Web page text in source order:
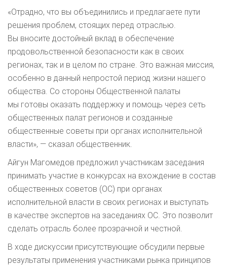
«Отрадно, что вы объединились и предлагаете пути
решения проблем, стоящих перед отраслью.
Вы вносите достойный вклад в обеспечение
продовольственной безопасности как в своих
регионах, так и в целом по стране. Это важная миссия,
особенно в данный непростой период жизни нашего
общества. Со стороны Общественной палаты
мы готовы оказать поддержку и помощь через сеть
общественных палат регионов и созданные
общественные советы при органах исполнительной
власти», — сказал общественник.
Айгун Магомедов предложил участникам заседания
принимать участие в конкурсах на вхождение в состав
общественных советов (ОС) при органах
исполнительной власти в своих регионах и выступать
в качестве экспертов на заседаниях ОС. Это позволит
сделать отрасль более прозрачной и честной.
В ходе дискуссии присутствующие обсудили первые
результаты применения участниками рынка принципов